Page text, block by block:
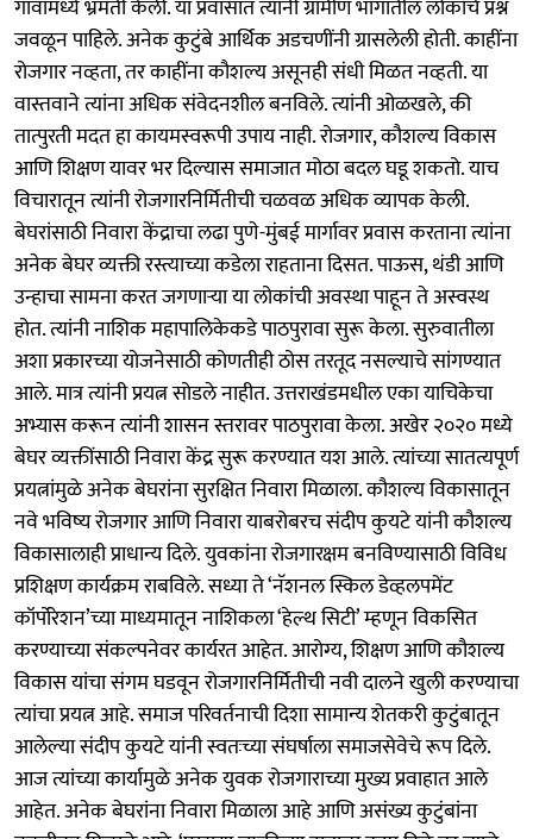
गावांमध्ये भ्रमंती केली. या प्रवासात त्यांनी ग्रामीण भागातील लोकांचे प्रश्न
जवळून पाहिले. अनेक कुटुंबे आर्थिक अडचणींनी ग्रासलेली होती. काहींना
रोजगार नव्हता, तर काहींना कौशल्य असूनही संधी मिळत नव्हती. या
वास्तवाने त्यांना अधिक संवेदनशील बनविले. त्यांनी ओळखले, की
तात्पुरती मदत हा कायमस्वरूपी उपाय नाही. रोजगार, कौशल्य विकास
आणि शिक्षण यावर भर दिल्यास समाजात मोठा बदल घडू शकतो. याच
विचारातून त्यांनी रोजगारनिर्मितीची चळवळ अधिक व्यापक केली.
बेघरांसाठी निवारा केंद्राचा लढा पुणे-मुंबई मार्गावर प्रवास करताना त्यांना
अनेक बेघर व्यक्ती रस्त्याच्या कडेला राहताना दिसत. पाऊस, थंडी आणि
उन्हाचा सामना करत जगणाऱ्या या लोकांची अवस्था पाहून ते अस्वस्थ
होत. त्यांनी नाशिक महापालिकेकडे पाठपुरावा सुरू केला. सुरुवातीला
अशा प्रकारच्या योजनेसाठी कोणतीही ठोस तरतूद नसल्याचे सांगण्यात
आले. मात्र त्यांनी प्रयत्न सोडले नाहीत. उत्तराखंडमधील एका याचिकेचा
अभ्यास करून त्यांनी शासन स्तरावर पाठपुरावा केला. अखेर २०२० मध्ये
बेघर व्यक्तींसाठी निवारा केंद्र सुरू करण्यात यश आले. त्यांच्या सातत्यपूर्ण
प्रयत्नांमुळे अनेक बेघरांना सुरक्षित निवारा मिळाला. कौशल्य विकासातून
नवे भविष्य रोजगार आणि निवारा याबरोबरच संदीप कुयटे यांनी कौशल्य
विकासालाही प्राधान्य दिले. युवकांना रोजगारक्षम बनविण्यासाठी विविध
प्रशिक्षण कार्यक्रम राबविले. सध्या ते ‘नॅशनल स्किल डेव्हलपमेंट
कॉर्पोरेशन’च्या माध्यमातून नाशिकला ‘हेल्थ सिटी’ म्हणून विकसित
करण्याच्या संकल्पनेवर कार्यरत आहेत. आरोग्य, शिक्षण आणि कौशल्य
विकास यांचा संगम घडवून रोजगारनिर्मितीची नवी दालने खुली करण्याचा
त्यांचा प्रयत्न आहे. समाज परिवर्तनाची दिशा सामान्य शेतकरी कुटुंबातून
आलेल्या संदीप कुयटे यांनी स्वतःच्या संघर्षाला समाजसेवेचे रूप दिले.
आज त्यांच्या कार्यामुळे अनेक युवक रोजगाराच्या मुख्य प्रवाहात आले
आहेत. अनेक बेघरांना निवारा मिळाला आहे आणि असंख्य कुटुंबांना